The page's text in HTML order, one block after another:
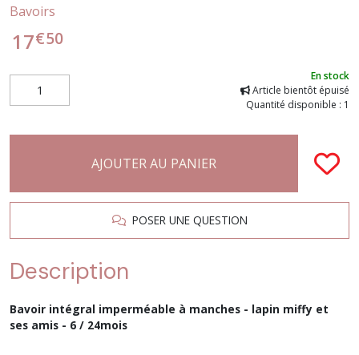
Bavoirs
17€50
En stock
Article bientôt épuisé
Quantité disponible : 1
AJOUTER AU PANIER
POSER UNE QUESTION
Description
Bavoir intégral imperméable à manches - lapin miffy et
ses amis - 6 / 24mois